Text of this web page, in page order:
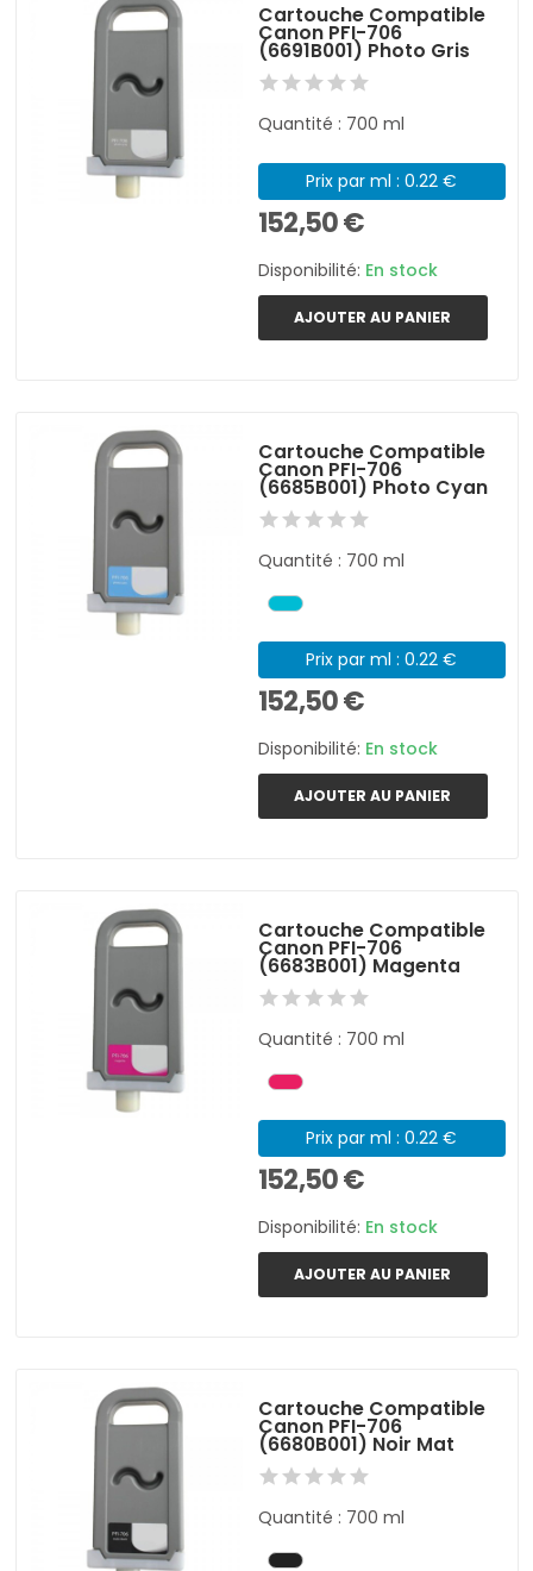
Cartouche Compatible
Canon PFI-706
(6691B001) Photo Gris
Quantité : 700 ml
Prix par ml : 0.22 €
152,50 €
Disponibilité: En stock
AJOUTER AU PANIER
Cartouche Compatible
Canon PFI-706
(6685B001) Photo Cyan
Quantité : 700 ml
Prix par ml : 0.22 €
152,50 €
Disponibilité: En stock
AJOUTER AU PANIER
Cartouche Compatible
Canon PFI-706
(6683B001) Magenta
Quantité : 700 ml
Prix par ml : 0.22 €
152,50 €
Disponibilité: En stock
AJOUTER AU PANIER
Cartouche Compatible
Canon PFI-706
(6680B001) Noir Mat
Quantité : 700 ml